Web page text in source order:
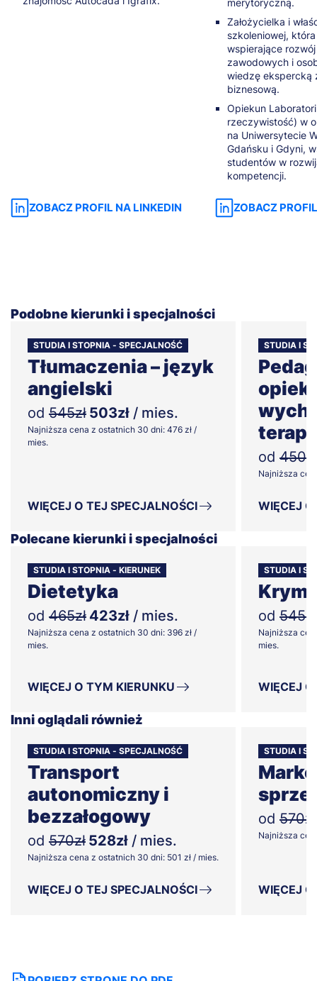
ZOBACZ PROFIL NA LINKEDIN
Założycielka i
szkoleniowej,
wspierające
zawodowych i
wiedzę ekspercką
biznesową.
Opiekun
rzeczywistość) w
na Uniwersytecie
Gdańsku i Gdyni,
studentów w
kompetencji.
ZOBACZ
Podobne kierunki i specjalności
STUDIA I STOPNIA - SPECJALNOŚĆ
Tłumaczenia – język
angielski
od 545zł 503zł / mies.
Najniższa cena z ostatnich 30 dni: 476 zł /
mies.
WIĘCEJ O TEJ SPECJALNOŚCI
STUDIA I
od 450zł
Najniższa
WIĘCEJ
Polecane kierunki i specjalności
STUDIA I STOPNIA - KIERUNEK
Dietetyka
od 465zł 423zł / mies.
Najniższa cena z ostatnich 30 dni: 396 zł /
mies.
WIĘCEJ O TYM KIERUNKU
STUDIA I
od 545zł
Najniższa
mies.
WIĘCEJ
Inni oglądali również
STUDIA I STOPNIA - SPECJALNOŚĆ
Transport
autonomiczny i
bezzałogowy
od 570zł 528zł / mies.
Najniższa cena z ostatnich 30 dni: 501 zł / mies.
WIĘCEJ O TEJ SPECJALNOŚCI
STUDIA I
od 570zł
Najniższa
WIĘCEJ